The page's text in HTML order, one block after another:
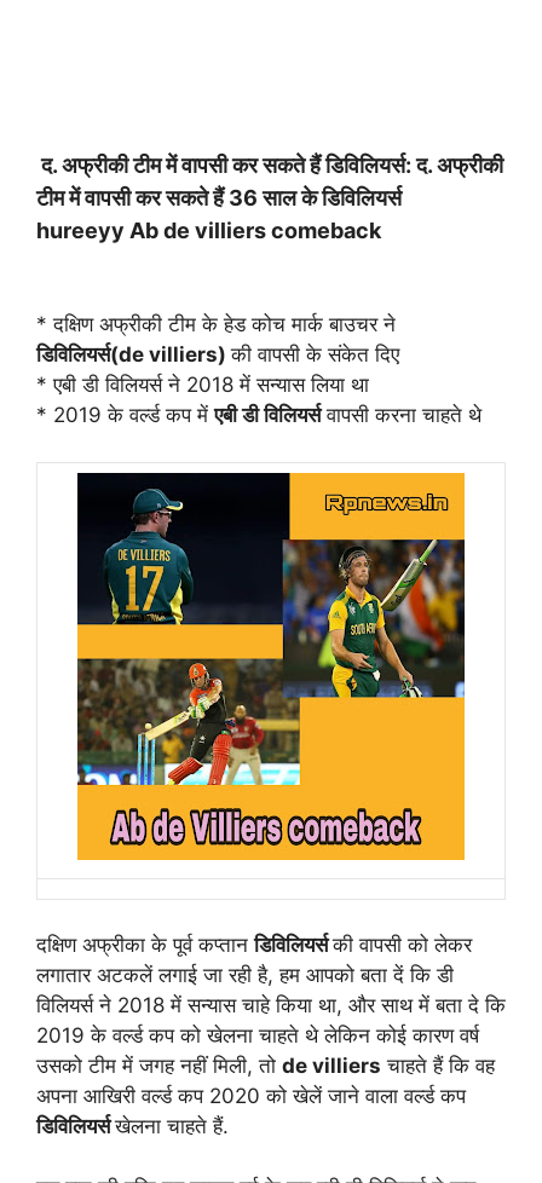
द. अफ्रीकी टीम में वापसी कर सकते हैं डिविलियर्स: द. अफ्रीकी
टीम में वापसी कर सकते हैं 36 साल के डिविलियर्स
hureeyy Ab de villiers comeback
* दक्षिण अफ्रीकी टीम के हेड कोच मार्क बाउचर ने
डिविलियर्स(de villiers)की वापसी के संकेत दिए
* एबी डी विलियर्स ने 2018 में सन्यास लिया था
* 2019 के वर्ल्ड कप मेंएबी डी विलियर्सवापसी करना चाहते थे
दक्षिण अफ्रीका के पूर्व कप्तानडिविलियर्सकी वापसी को लेकर
लगातार अटकलें लगाई जा रही है, हम आपको बता दें कि डी
विलियर्स ने 2018 में सन्यास चाहे किया था, और साथ में बता दे कि
2019 के वर्ल्ड कप को खेलना चाहते थे लेकिन कोई कारण वर्ष
उसको टीम में जगह नहीं मिली, तो de villiers चाहते हैं कि वह
अपना आखिरी वर्ल्ड कप 2020 को खेलें जाने वाला वर्ल्ड कप
डिविलियर्सखेलना चाहते हैं.